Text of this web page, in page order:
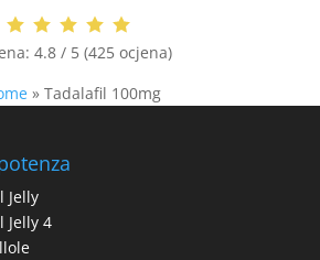
4.8 / 5 (425 ocjena)
» Tadalafil 100mg
Jelly
Jelly 4